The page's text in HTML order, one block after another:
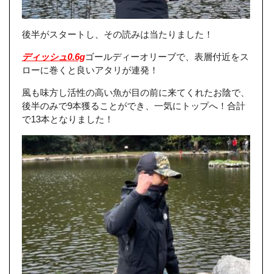
後半がスタートし、その読みは当たりました！
ディッシュ0.6gゴールディーオリーブで、表層付近をス
ローに巻くと良いアタリが連発！
風も味方し活性の高い魚が目の前に来てくれたお陰で、
後半のみで9本獲ることができ、一気にトップへ！合計
で13本となりました！